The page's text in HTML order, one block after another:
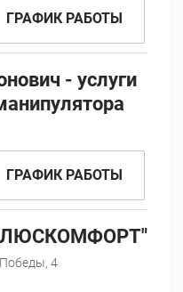
ГРАФИК РАБОТЫ
- услуги
ГРАФИК РАБОТЫ
4